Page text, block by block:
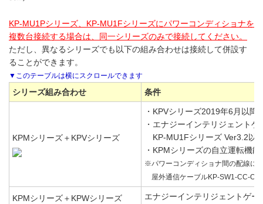
KP-MU1Pシリーズ、KP-MU1Fシリーズにパワーコンディショナを
複数台接続する場合は、同一シリーズのみで接続してください。
ただし、異なるシリーズでも以下の組み合わせは接続して併設す
ることができます。
シリーズ組み合わせ 条件
KPMシリーズ＋KPVシリーズ
・KPVシリーズ2019年6月以降
・エナジーインテリジェントゲ
KP-MU1Fシリーズ Ver3.2以
・KPMシリーズの自立運転機
※パワーコンディショナ間の配線に
屋外通信ケーブルKP-SW1-CC-
KPMシリーズ＋KPWシリーズ
エナジーインテリジェントゲー